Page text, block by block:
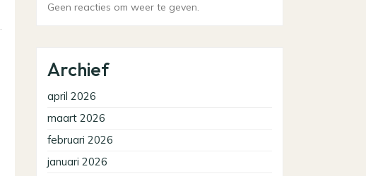
Geen reacties om weer te geven.
Archief
april 2026
maart 2026
februari 2026
januari 2026